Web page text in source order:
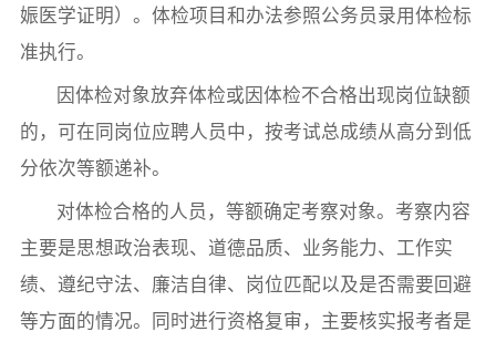
娠医学证明）。体检项目和办法参照公务员录用体检标
准执行。
因体检对象放弃体检或因体检不合格出现岗位缺额
的，可在同岗位应聘人员中，按考试总成绩从高分到低
分依次等额递补。
对体检合格的人员，等额确定考察对象。考察内容
主要是思想政治表现、道德品质、业务能力、工作实
绩、遵纪守法、廉洁自律、岗位匹配以及是否需要回避
等方面的情况。同时进行资格复审，主要核实报考者是